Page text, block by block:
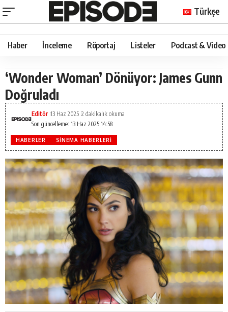
Türkçe
Haber İnceleme Röportaj Listeler Podcast & Video
‘Wonder Woman’ Dönüyor: James Gunn
Doğruladı
Son güncelleme: 13 Haz 2025 14:58
Editör 13 Haz 2025 2 dakikalık okuma
HABERLER SINEMA HABERLERI